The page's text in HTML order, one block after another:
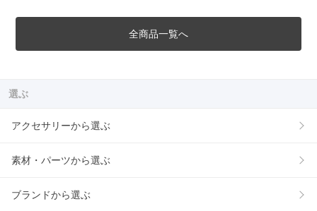
全商品一覧へ
選ぶ
アクセサリーから選ぶ
素材・パーツから選ぶ
ブランドから選ぶ